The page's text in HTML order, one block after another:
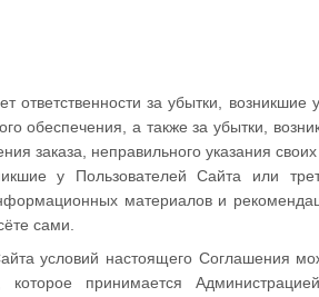
ответственности за убытки,
обеспечения, а также за убытки,
заказа, неправильного указания
у Пользователей Сайта или
материалов и
сами.
условий настоящего Соглашения
которое принимается